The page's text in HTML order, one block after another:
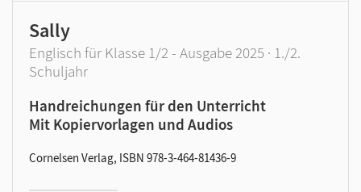
Sally
Englisch für Klasse 1/2 - Ausgabe 2025 · 1./2.
Schuljahr
Handreichungen für den Unterricht
Mit Kopiervorlagen und Audios
Cornelsen Verlag, ISBN 978-3-464-81436-9